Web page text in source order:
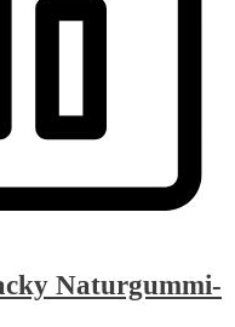
Naturgummi-